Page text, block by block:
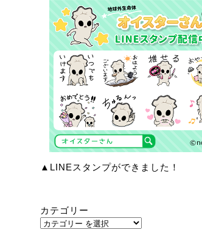
▲LINEスタンプができました！
カテゴリー